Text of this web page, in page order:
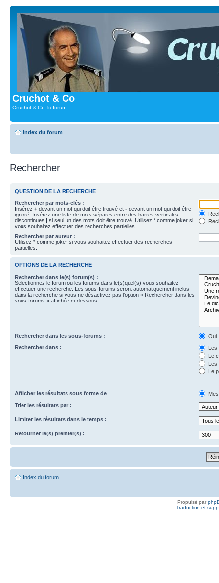
Cruchot & Co
Cruchot & Co, le forum
Index du forum
Rechercher
QUESTION DE LA RECHERCHE
Rechercher par mots-clés :
Insérez + devant un mot qui doit être trouvé et - devant un mot qui doit être
ignoré. Insérez une liste de mots séparés entre des barres verticales
discontinues | si seul un des mots doit être trouvé. Utilisez * comme joker si
vous souhaitez effectuer des recherches partielles.
Rechercher par auteur :
Utilisez * comme joker si vous souhaitez effectuer des recherches
partielles.
OPTIONS DE LA RECHERCHE
Rechercher dans le(s) forum(s) :
Sélectionnez le forum ou les forums dans le(s)quel(s) vous souhaitez
effectuer une recherche. Les sous-forums seront automatiquement inclus
dans la recherche si vous ne désactivez pas l’option « Rechercher dans les
sous-forums » affichée ci-dessous.
Rechercher dans les sous-forums :
Oui
Rechercher dans :
Les
Le
Les
Le
Afficher les résultats sous forme de :
Trier les résultats par :
Limiter les résultats dans le temps :
Retourner le(s) premier(s) :
Index du forum
Propulsé par
Traduction et